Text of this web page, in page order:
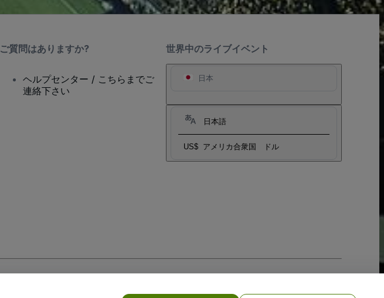
世界中のライブイベント
日本
日本語
US$ アメリカ合衆国 ドル
ご質問はありますか?
ヘルプセンター / こちらまでご
連絡下さい